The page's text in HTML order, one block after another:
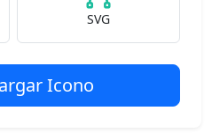
SVG
Icono